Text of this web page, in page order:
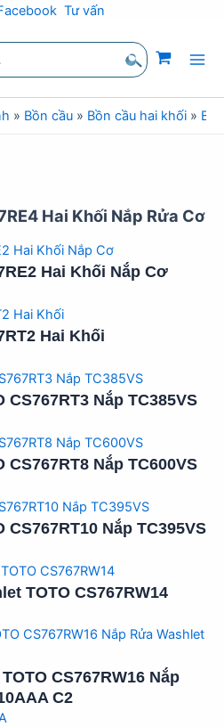
Tư vấn
» Bồn cầu » Bồn cầu hai khối »
Hai Khối Nắp Rửa Cơ
Hai Khối Nắp Cơ
Hai Khối
Nắp TC385VS
Nắp TC600VS
Nắp TC395VS
TOTO CS767RW14
CS767RW16 Nắp
C2